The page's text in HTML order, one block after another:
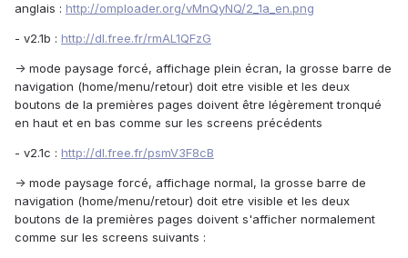
anglais : http://omploader.org/vMnQyNQ/2_1a_en.png
- v2.1b : http://dl.free.fr/rmAL1QFzG
-> mode paysage forcé, affichage plein écran, la grosse barre de
navigation (home/menu/retour) doit etre visible et les deux
boutons de la premières pages doivent être légèrement tronqué
en haut et en bas comme sur les screens précédents
- v2.1c : http://dl.free.fr/psmV3F8cB
-> mode paysage forcé, affichage normal, la grosse barre de
navigation (home/menu/retour) doit etre visible et les deux
boutons de la premières pages doivent s'afficher normalement
comme sur les screens suivants :